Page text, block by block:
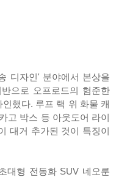
디자인' 분야에서 본상을
으로 오프로드의 험준한
했다. 루프 랙 위 화물 캐
고 박스 등 아웃도어 라이
대거 추가된 것이 특징이
대형 전동화 SUV 네오룬